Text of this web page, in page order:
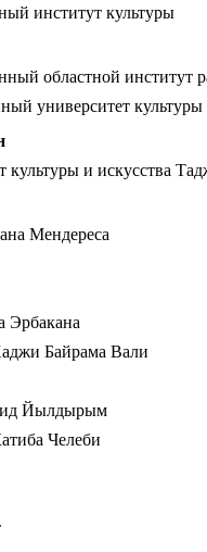
институт культуры
областной институт
университет культуры
и искусства
Мендереса
Эрбакана
Байрама Вали
Йылдырым
Челеби